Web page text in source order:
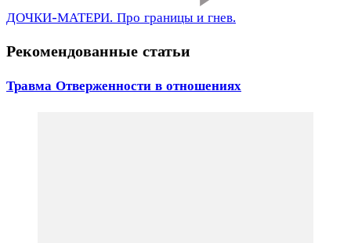
ДОЧКИ-МАТЕРИ. Про границы и гнев.
Рекомендованные статьи
Травма Отверженности в отношениях